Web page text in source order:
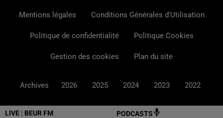
LIVE : BEUR FM PODCASTS
Mentions légales Conditions Générales d'Utilisation
Politique de confidentialité Politique Cookies
Gestion des cookies Plan du site
Archives 2026 2025 2024 2023 2022